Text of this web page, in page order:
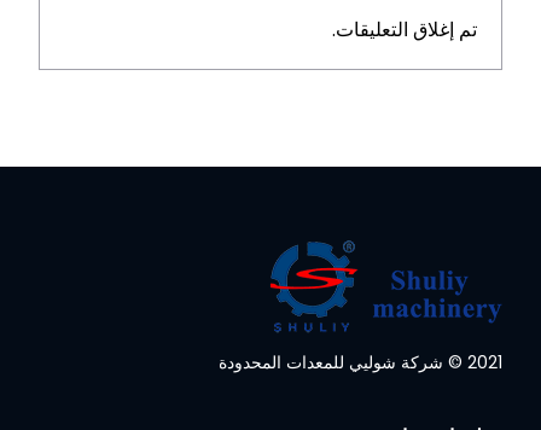
تم إغلاق التعليقات.
2021 © شركة شوليي للمعدات المحدودة
Whatsapp